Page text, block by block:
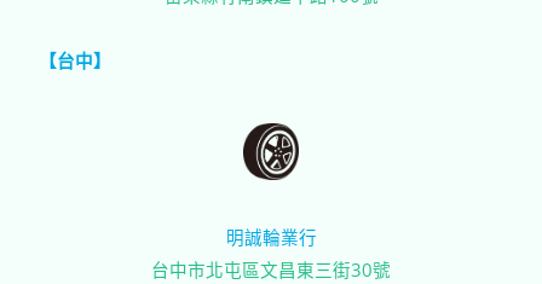
【台中】
明誠輪業行
台中市北屯區文昌東三街30號